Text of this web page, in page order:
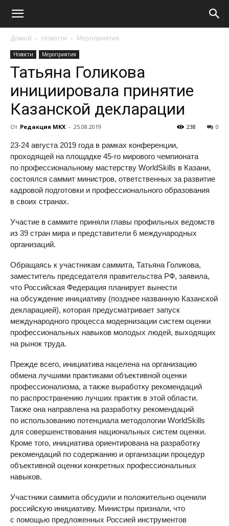
Домой Новости Мероприятия
Новости Мероприятия
Татьяна Голикова
инициировала принятие
Казанской декларации
От Редакция МКХ - 25.08.2019 0
238
23-24 августа 2019 года в рамках конференции,
проходящей на площадке 45-го мирового чемпионата
по профессиональному мастерству WorldSkills в Казани,
состоялся саммит министров, ответственных за развитие
кадровой подготовки и профессионального образования
в своих странах.
Участие в саммите приняли главы профильных ведомств
из 39 стран мира и представители 6 международных
организаций.
Обращаясь к участникам саммита, Татьяна Голикова,
заместитель председателя правительства РФ, заявила,
что Российская Федерация планирует вынести
на обсуждение инициативу (позднее названную Казанской
декларацией), которая предусматривает запуск
международного процесса модернизации систем оценки
профессиональных навыков молодых людей, выходящих
на рынок труда.
Прежде всего, инициатива нацелена на организацию
обмена лучшими практиками объективной оценки
профессионализма, а также выработку рекомендаций
по распространению лучших практик в этой области.
Также она направлена на разработку рекомендаций
по использованию потенциала методологии WorldSkills
для совершенствования национальных систем оценки.
Кроме того, инициатива ориентирована на разработку
рекомендаций по содержанию и организации процедур
объективной оценки конкретных профессиональных
навыков.
Участники саммита обсудили и положительно оценили
российскую инициативу. Министры признали, что
с помощью предложенных Россией инструментов